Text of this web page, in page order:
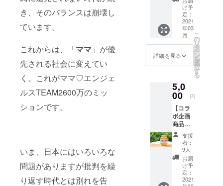
き、そのバランスは崩壊し
ています。
これからは、「ママ 」が優
先される社会に変えてい
く。これがママ♡エンジェ
ルスTEAM2600万のミッ
ションです。
いま、日本にはいろいろな
問題がありますが批判を繰
り返す時代とは別れを告
ク（岐
阜県産
ハニー
プリン
ス）を
セット
でご提
す。
申し込
まれる
際に、
任意で
金額を
引き上
げるこ
支援い
ただけ
を上乗
せ支援
いただ
けます
と幸い
です。
円＝
2500円
分） ※
限定100
セット
のみ “心
と体に
美味し
トに、
素材
（オリ
ジナル
ブレン
ド）に
こだわ
る。 地
域に寄
り添っ
た“焼き
たて食
パン”の
け予
定：
2021
年03
月
詳細を見る
こ
の
リ
タ
ー
ン
を
選
択
す
る
5,0
00 円
【コラ
ボ企画
商品
こだわ
りはち
みつ】
今回の
クラウ
ドファ
ンディ
支援
者：
9人
お届
け予
定：
2021